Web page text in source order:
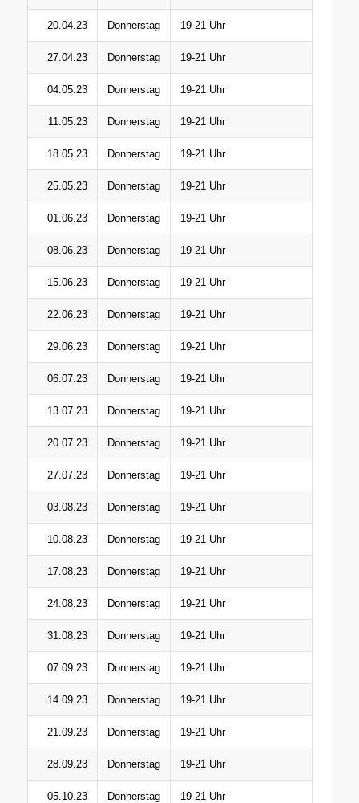
20.04.23 Donnerstag 19-21 Uhr
27.04.23 Donnerstag 19-21 Uhr
04.05.23 Donnerstag 19-21 Uhr
11.05.23 Donnerstag 19-21 Uhr
18.05.23 Donnerstag 19-21 Uhr
25.05.23 Donnerstag 19-21 Uhr
01.06.23 Donnerstag 19-21 Uhr
08.06.23 Donnerstag 19-21 Uhr
15.06.23 Donnerstag 19-21 Uhr
22.06.23 Donnerstag 19-21 Uhr
29.06.23 Donnerstag 19-21 Uhr
06.07.23 Donnerstag 19-21 Uhr
13.07.23 Donnerstag 19-21 Uhr
20.07.23 Donnerstag 19-21 Uhr
27.07.23 Donnerstag 19-21 Uhr
03.08.23 Donnerstag 19-21 Uhr
10.08.23 Donnerstag 19-21 Uhr
17.08.23 Donnerstag 19-21 Uhr
24.08.23 Donnerstag 19-21 Uhr
31.08.23 Donnerstag 19-21 Uhr
07.09.23 Donnerstag 19-21 Uhr
14.09.23 Donnerstag 19-21 Uhr
21.09.23 Donnerstag 19-21 Uhr
28.09.23 Donnerstag 19-21 Uhr
05.10.23 Donnerstag 19-21 Uhr